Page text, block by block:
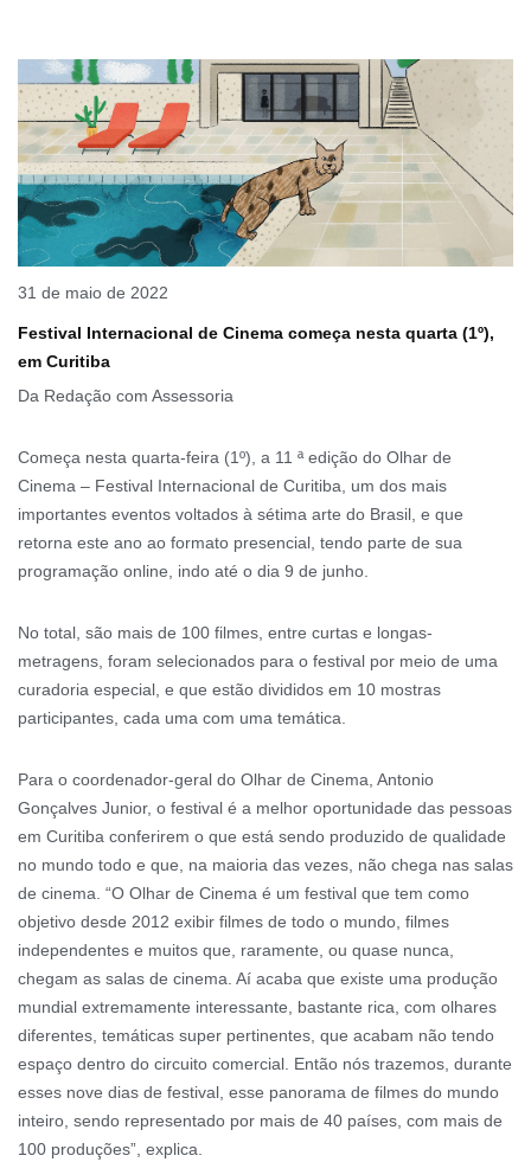
31 de maio de 2022
Festival Internacional de Cinema começa nesta quarta (1º),
em Curitiba
Da Redação com Assessoria
Começa nesta quarta-feira (1º), a 11 ª edição do Olhar de
Cinema – Festival Internacional de Curitiba, um dos mais
importantes eventos voltados à sétima arte do Brasil, e que
retorna este ano ao formato presencial, tendo parte de sua
programação online, indo até o dia 9 de junho.
No total, são mais de 100 filmes, entre curtas e longas-
metragens, foram selecionados para o festival por meio de uma
curadoria especial, e que estão divididos em 10 mostras
participantes, cada uma com uma temática.
Para o coordenador-geral do Olhar de Cinema, Antonio
Gonçalves Junior, o festival é a melhor oportunidade das pessoas
em Curitiba conferirem o que está sendo produzido de qualidade
no mundo todo e que, na maioria das vezes, não chega nas salas
de cinema. “O Olhar de Cinema é um festival que tem como
objetivo desde 2012 exibir filmes de todo o mundo, filmes
independentes e muitos que, raramente, ou quase nunca,
chegam as salas de cinema. Aí acaba que existe uma produção
mundial extremamente interessante, bastante rica, com olhares
diferentes, temáticas super pertinentes, que acabam não tendo
espaço dentro do circuito comercial. Então nós trazemos, durante
esses nove dias de festival, esse panorama de filmes do mundo
inteiro, sendo representado por mais de 40 países, com mais de
100 produções”, explica.